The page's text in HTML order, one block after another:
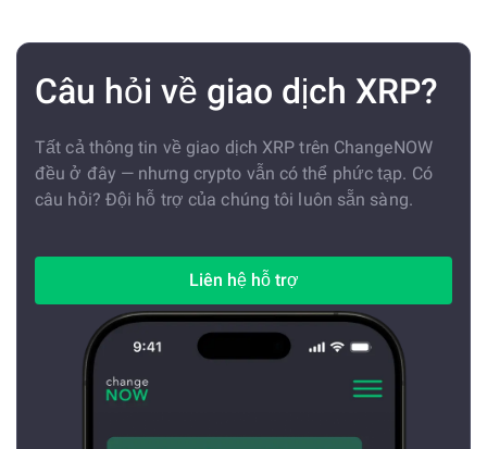
Câu hỏi về giao dịch XRP?
Tất cả thông tin về giao dịch XRP trên ChangeNOW
đều ở đây — nhưng crypto vẫn có thể phức tạp. Có
câu hỏi? Đội hỗ trợ của chúng tôi luôn sẵn sàng.
Liên hệ hỗ trợ